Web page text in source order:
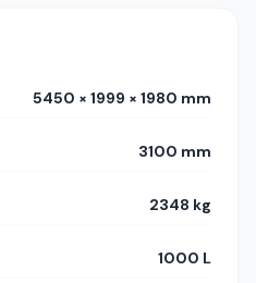
5450 × 1999 × 1980 mm
3100 mm
2348 kg
1000 L